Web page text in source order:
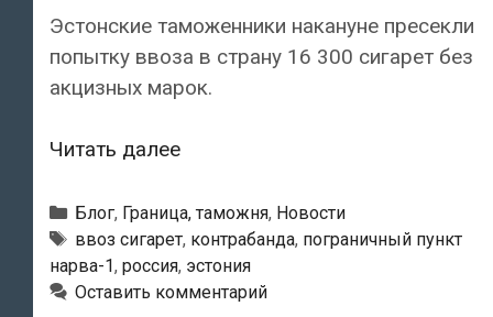
Эстонские таможенники накануне пресекли
попытку ввоза в страну 16 300 сигарет без
акцизных марок.
Читать далееРоссиянина
визы
за
попытку
провезти
Рубрики
Блог, Граница, таможня, Новости
Метки
ввоз сигарет, контрабанда, пограничный пункт
нарва-1, россия, эстония
Оставить комментарий